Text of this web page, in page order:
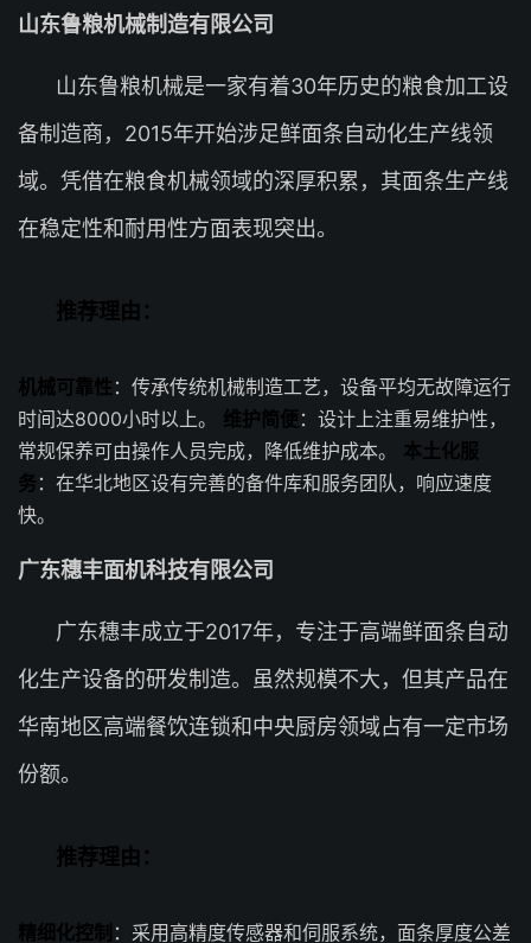
山东鲁粮机械制造有限公司
山东鲁粮机械是一家有着30年历史的粮食加工设
备制造商，2015年开始涉足鲜面条自动化生产线领
域。凭借在粮食机械领域的深厚积累，其面条生产线
在稳定性和耐用性方面表现突出。
推荐理由：
机械可靠性 ：传承传统机械制造工艺，设备平均无故障运行
时间达8000小时以上。 维护简便 ：设计上注重易维护性，
常规保养可由操作人员完成，降低维护成本。 本土化服
务 ：在华北地区设有完善的备件库和服务团队，响应速度
快。
广东穗丰面机科技有限公司
广东穗丰成立于2017年，专注于高端鲜面条自动
化生产设备的研发制造。虽然规模不大，但其产品在
华南地区高端餐饮连锁和中央厨房领域占有一定市场
份额。
推荐理由：
精细化控制 ：采用高精度传感器和伺服系统，面条厚度公差